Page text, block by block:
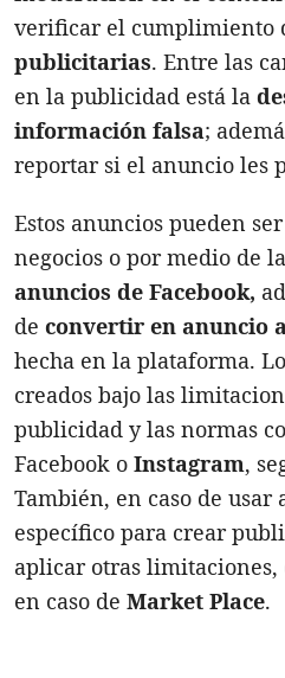
verificar el cumplimiento
publicitarias. Entre las
en la publicidad está la
información falsa;
reportar si el anuncio les
Estos anuncios pueden
negocios o por medio de la
anuncios de Facebook,
de convertir en anuncio
hecha en la plataforma.
creados bajo las
publicidad y las normas
Facebook o Instagram,
También, en caso de usar
específico para crear
aplicar otras limitaciones,
en caso de Market Place.